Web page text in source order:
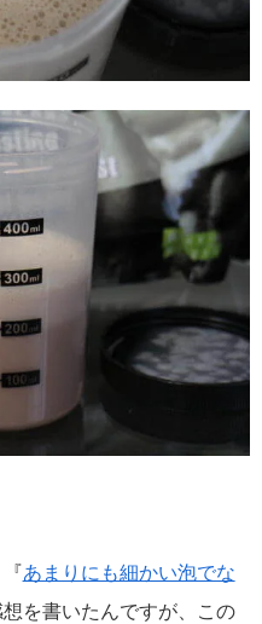
あまりにも細かい泡でな
を書いたんですが、この